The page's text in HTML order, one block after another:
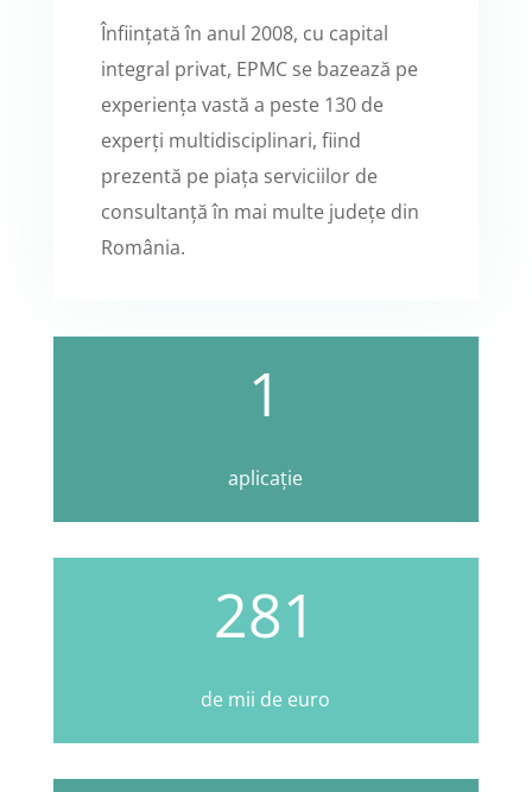
Înființată în anul 2008, cu capital
integral privat, EPMC se bazează pe
experiența vastă a peste 130 de
experți multidisciplinari, fiind
prezentă pe piața serviciilor de
consultanță în mai multe județe din
România.
1
aplicație
281
de mii de euro